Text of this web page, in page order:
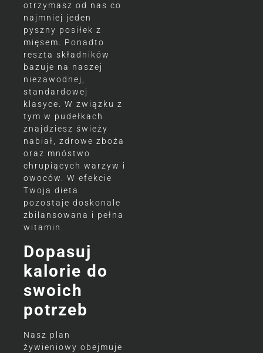
otrzymasz od nas co
najmniej jeden
pyszny posiłek z
mięsem. Ponadto
reszta składników
bazuje na naszej
niezawodnej,
standardowej
klasyce. W związku z
tym w pudełkach
znajdziesz świeży
nabiał, zdrowe zboża
oraz mnóstwo
chrupiących warzyw i
owoców. W efekcie
Twoja dieta
pozostaje doskonale
zbilansowana i pełna
witamin.
Dopasuj
kalorie do
swoich
potrzeb
Nasz plan
żywieniowy obejmuje